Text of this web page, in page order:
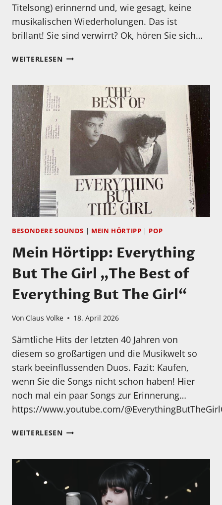
Titelsong) erinnernd und, wie gesagt, keine
musikalischen Wiederholungen. Das ist
brillant! Sie sind verwirrt? Ok, hören Sie sich…
WEITERLESENMEIN
HÄUSERMANN,
KÄPPELI,
CLAUDE
MEIER:
OEPPIS-
ISCH-
IMMER
BESONDERE SOUNDS MEIN HÖRTIPP POP
Mein Hörtipp: Everything
But The Girl „The Best of
Everything But The Girl“
Von Claus Volke 18. April 2026
Sämtliche Hits der letzten 40 Jahren von
diesem so großartigen und die Musikwelt so
stark beeinflussenden Duos. Fazit: Kaufen,
wenn Sie die Songs nicht schon haben! Hier
noch mal ein paar Songs zur Erinnerung…
https://www.youtube.com/
WEITERLESENMEIN
GIRL
„THE